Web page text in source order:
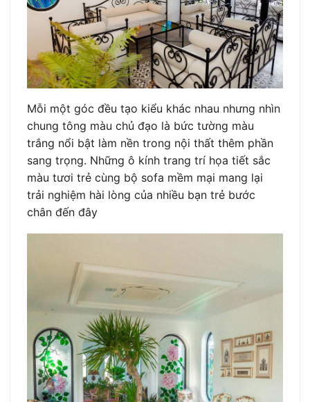
Mỗi một góc đều tạo kiểu khác nhau nhưng nhìn
chung tông màu chủ đạo là bức tường màu
trắng nổi bật làm nền trong nội thất thêm phần
sang trọng. Những ô kính trang trí họa tiết sắc
màu tươi trẻ cùng bộ sofa mềm mại mang lại
trải nghiệm hài lòng của nhiều bạn trẻ bước
chân đến đây